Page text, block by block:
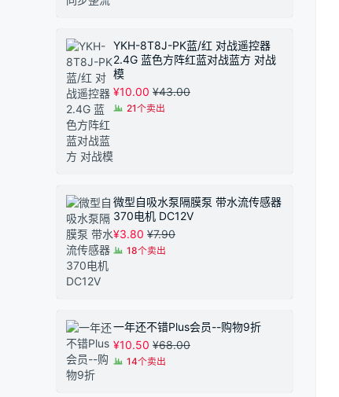
YKH-8T8J-PK蓝/红 对战遥控器
2.4G 蓝色方阵红蓝对战蓝方 对战
模
¥10.00 ¥43.00
21个卖出
微型自吸水泵隔膜泵 带水流传感器
370电机 DC12V
¥3.80 ¥7.90
18个卖出
一年还不错Plus会员--购物9折
¥10.50 ¥68.00
14个卖出